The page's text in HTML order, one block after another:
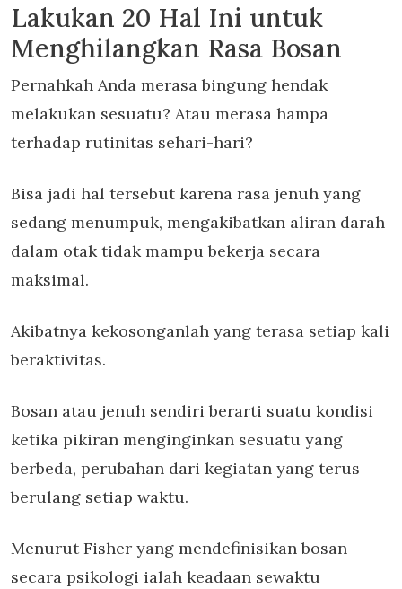
Lakukan 20 Hal Ini untuk
Menghilangkan Rasa Bosan
Pernahkah Anda merasa bingung hendak
melakukan sesuatu? Atau merasa hampa
terhadap rutinitas sehari-hari?
Bisa jadi hal tersebut karena rasa jenuh yang
sedang menumpuk, mengakibatkan aliran darah
dalam otak tidak mampu bekerja secara
maksimal.
Akibatnya kekosonganlah yang terasa setiap kali
beraktivitas.
Bosan atau jenuh sendiri berarti suatu kondisi
ketika pikiran menginginkan sesuatu yang
berbeda, perubahan dari kegiatan yang terus
berulang setiap waktu.
Menurut Fisher yang mendefinisikan bosan
secara psikologi ialah keadaan sewaktu